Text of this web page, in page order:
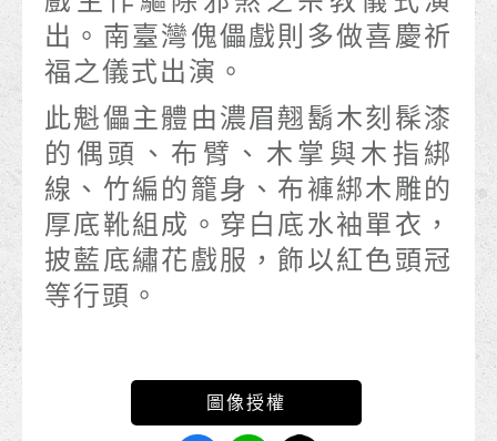
出。南臺灣傀儡戲則多做喜慶祈
福之儀式出演。
此魁儡主體由濃眉翹鬍木刻髹漆
的偶頭、布臂、木掌與木指綁
線、竹編的籠身、布褲綁木雕的
厚底靴組成。穿白底水袖單衣，
披藍底繡花戲服，飾以紅色頭冠
等行頭。